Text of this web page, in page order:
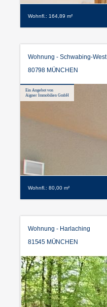
Wohnfl.: 164,89 m²
Wohnung - Schwabing-West
80798 MÜNCHEN
Ein Angebot von
Aigner Immobilien GmbH
Wohnfl.: 80,00 m²
Wohnung - Harlaching
81545 MÜNCHEN